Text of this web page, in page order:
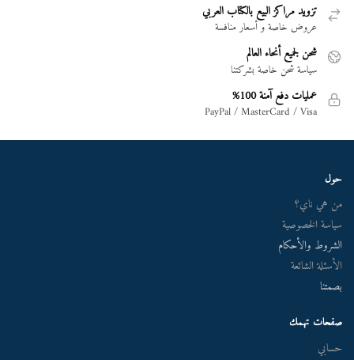
تزويد مراكز البيع بالكتاب العربي
عروض خاصة و أسعار منافسة
شحن لجميع أنحاء العالم
سياسة شحن خاصة بشركتنا
عمليات دفع آمنة 100%
PayPal / MasterCard / Visa
حول
من هي ناي؟
سياسة الخصوصية
الشروط والأحكام
الأسئلة الشائعة
بصمتنا
صفحات تهمك
حسابي